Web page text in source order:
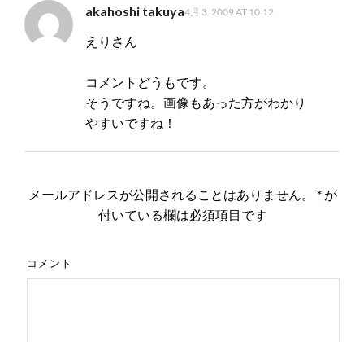
akahoshi takuya4月 3. 2009 AT 10:12
えりさん
コメントどうもです。
そうですね。画像もあった方がわかり
やすいですね！
メールアドレスが公開されることはありません。 * が
付いている欄は必須項目です
コメント